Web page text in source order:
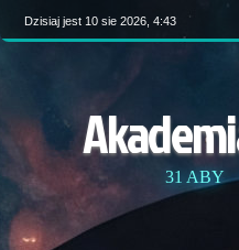
Dzisiaj jest 10 sie 2026, 4:43
31 ABY